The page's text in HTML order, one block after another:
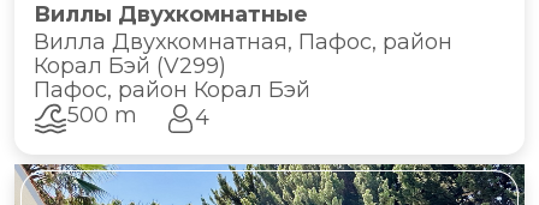
Виллы Двухкомнатные
Вилла Двухкомнатная, Пафос, район
Корал Бэй (V299)
Пафос, район Корал Бэй
500 m
4